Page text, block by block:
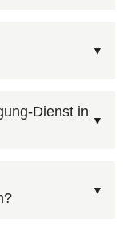
Alternativ:
helfen
einen
erstellen.
spezielleDienst in
auch
Unser